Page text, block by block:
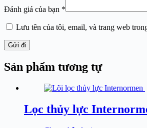
Đánh giá của bạn *
Lưu tên của tôi, email, và trang web
Gửi đi
Sản phẩm tương tự
Lọc thủy lực